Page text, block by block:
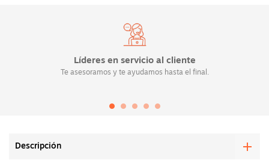
Líderes en servicio al cliente
Te asesoramos y te ayudamos hasta el final.
Descripción